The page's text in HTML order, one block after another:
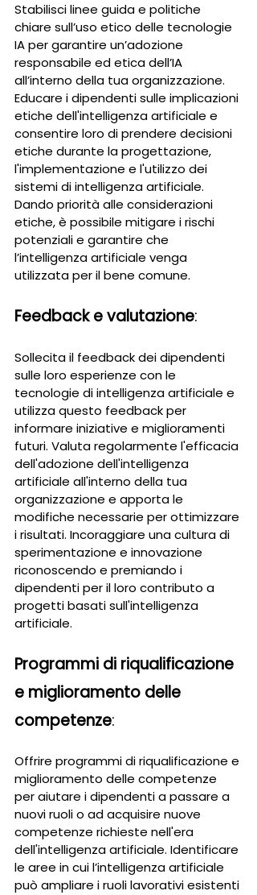
Stabilisci linee guida e politiche
chiare sull’uso etico delle tecnologie
IA per garantire un’adozione
responsabile ed etica dell’IA
all’interno della tua organizzazione.
Educare i dipendenti sulle implicazioni
etiche dell'intelligenza artificiale e
consentire loro di prendere decisioni
etiche durante la progettazione,
l'implementazione e l'utilizzo dei
sistemi di intelligenza artificiale.
Dando priorità alle considerazioni
etiche, è possibile mitigare i rischi
potenziali e garantire che
l’intelligenza artificiale venga
utilizzata per il bene comune.
Feedback e valutazione:
Sollecita il feedback dei dipendenti
sulle loro esperienze con le
tecnologie di intelligenza artificiale e
utilizza questo feedback per
informare iniziative e miglioramenti
futuri. Valuta regolarmente l'efficacia
dell'adozione dell'intelligenza
artificiale all'interno della tua
organizzazione e apporta le
modifiche necessarie per ottimizzare
i risultati. Incoraggiare una cultura di
sperimentazione e innovazione
riconoscendo e premiando i
dipendenti per il loro contributo a
progetti basati sull'intelligenza
artificiale.
Programmi di riqualificazione
e miglioramento delle
competenze:
Offrire programmi di riqualificazione e
miglioramento delle competenze
per aiutare i dipendenti a passare a
nuovi ruoli o ad acquisire nuove
competenze richieste nell'era
dell'intelligenza artificiale. Identificare
le aree in cui l’intelligenza artificiale
può ampliare i ruoli lavorativi esistenti